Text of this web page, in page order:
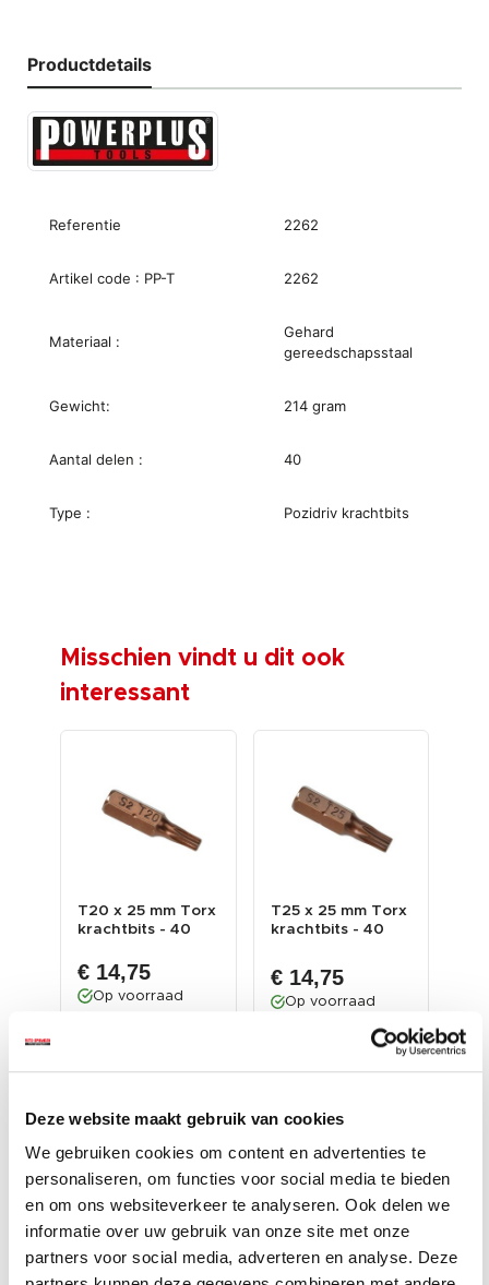
Deze website maakt gebruik van cookies
We gebruiken cookies om content en advertenties te
personaliseren, om functies voor social media te bieden
en om ons websiteverkeer te analyseren. Ook delen we
informatie over uw gebruik van onze site met onze
partners voor social media, adverteren en analyse. Deze
Productdetails
Referentie 2262
Artikel code : PP-T 2262
Materiaal :
Gehard
gereedschapsstaal
Gewicht: 214 gram
Aantal delen : 40
Type : Pozidriv krachtbits
Misschien vindt u dit ook
interessant
T20 x 25 mm Torx
krachtbits - 40
gere...
€ 14,75
Op voorraad
Incl. BTW excl.
T25 x 25 mm Torx
krachtbits - 40
gere...
€ 14,75
Op voorraad
Gewicht: 214 gram